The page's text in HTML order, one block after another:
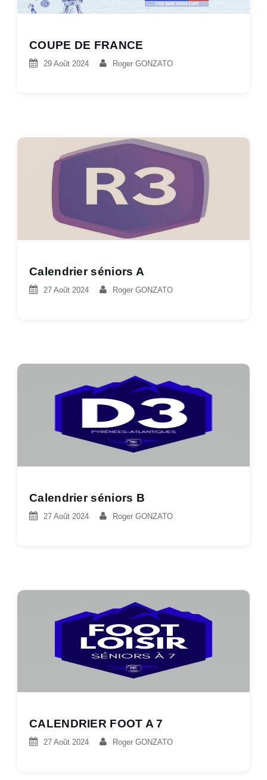
COUPE DE FRANCE
29 Août 2024 Roger GONZATO
Calendrier séniors A
27 Août 2024 Roger GONZATO
Calendrier séniors B
27 Août 2024 Roger GONZATO
CALENDRIER FOOT A 7
27 Août 2024 Roger GONZATO